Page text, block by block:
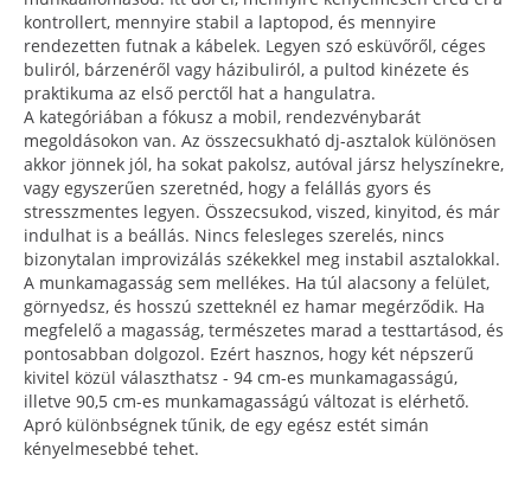
kontrollert, mennyire stabil a laptopod, és mennyire
rendezetten futnak a kábelek. Legyen szó esküvőről, céges
buliról, bárzenéről vagy házibuliról, a pultod kinézete és
praktikuma az első perctől hat a hangulatra.
A kategóriában a fókusz a mobil, rendezvénybarát
megoldásokon van. Az összecsukható dj-asztalok különösen
akkor jönnek jól, ha sokat pakolsz, autóval jársz helyszínekre,
vagy egyszerűen szeretnéd, hogy a felállás gyors és
stresszmentes legyen. Összecsukod, viszed, kinyitod, és már
indulhat is a beállás. Nincs felesleges szerelés, nincs
bizonytalan improvizálás székekkel meg instabil asztalokkal.
A munkamagasság sem mellékes. Ha túl alacsony a felület,
görnyedsz, és hosszú szetteknél ez hamar megérződik. Ha
megfelelő a magasság, természetes marad a testtartásod, és
pontosabban dolgozol. Ezért hasznos, hogy két népszerű
kivitel közül választhatsz - 94 cm-es munkamagasságú,
illetve 90,5 cm-es munkamagasságú változat is elérhető.
Apró különbségnek tűnik, de egy egész estét simán
kényelmesebbé tehet.